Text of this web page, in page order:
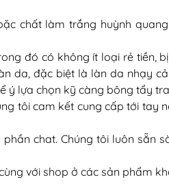
chất làm trắng huỳnh
đó có không ít loại rẻ tiền,
da, đặc biệt là làn da nhạy
ý lựa chọn kỹ càng bông tẩy
tôi cam kết cung cấp tới tay
chat. Chúng tôi luôn sẵn
với shop ở các sản phẩm